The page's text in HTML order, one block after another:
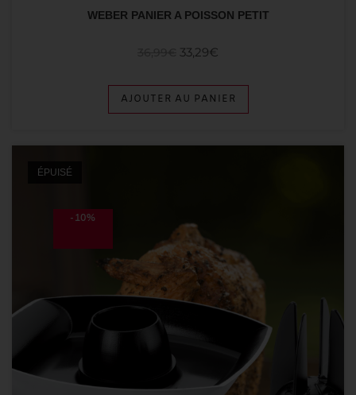
WEBER PANIER A POISSON PETIT
33,29€
AJOUTER AU PANIER
ÉPUISÉ
-10%